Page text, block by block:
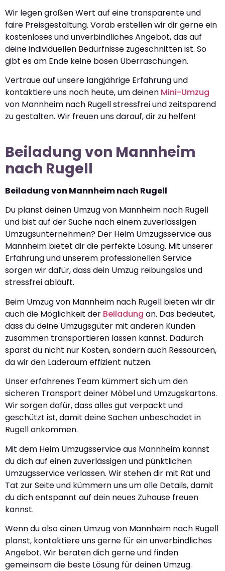
Wir legen großen Wert auf eine transparente und
faire Preisgestaltung. Vorab erstellen wir dir gerne ein
kostenloses und unverbindliches Angebot, das auf
deine individuellen Bedürfnisse zugeschnitten ist. So
gibt es am Ende keine bösen Überraschungen.
Vertraue auf unsere langjährige Erfahrung und
kontaktiere uns noch heute, um deinen Mini-Umzug
von Mannheim nach Rugell stressfrei und zeitsparend
zu gestalten. Wir freuen uns darauf, dir zu helfen!
Beiladung von Mannheim
nach Rugell
Beiladung von Mannheim nach Rugell
Du planst deinen Umzug von Mannheim nach Rugell
und bist auf der Suche nach einem zuverlässigen
Umzugsunternehmen? Der Heim Umzugsservice aus
Mannheim bietet dir die perfekte Lösung. Mit unserer
Erfahrung und unserem professionellen Service
sorgen wir dafür, dass dein Umzug reibungslos und
stressfrei abläuft.
Beim Umzug von Mannheim nach Rugell bieten wir dir
auch die Möglichkeit der Beiladung an. Das bedeutet,
dass du deine Umzugsgüter mit anderen Kunden
zusammen transportieren lassen kannst. Dadurch
sparst du nicht nur Kosten, sondern auch Ressourcen,
da wir den Laderaum effizient nutzen.
Unser erfahrenes Team kümmert sich um den
sicheren Transport deiner Möbel und Umzugskartons.
Wir sorgen dafür, dass alles gut verpackt und
geschützt ist, damit deine Sachen unbeschadet in
Rugell ankommen.
Mit dem Heim Umzugsservice aus Mannheim kannst
du dich auf einen zuverlässigen und pünktlichen
Umzugsservice verlassen. Wir stehen dir mit Rat und
Tat zur Seite und kümmern uns um alle Details, damit
du dich entspannt auf dein neues Zuhause freuen
kannst.
Wenn du also einen Umzug von Mannheim nach Rugell
planst, kontaktiere uns gerne für ein unverbindliches
Angebot. Wir beraten dich gerne und finden
gemeinsam die beste Lösung für deinen Umzug.